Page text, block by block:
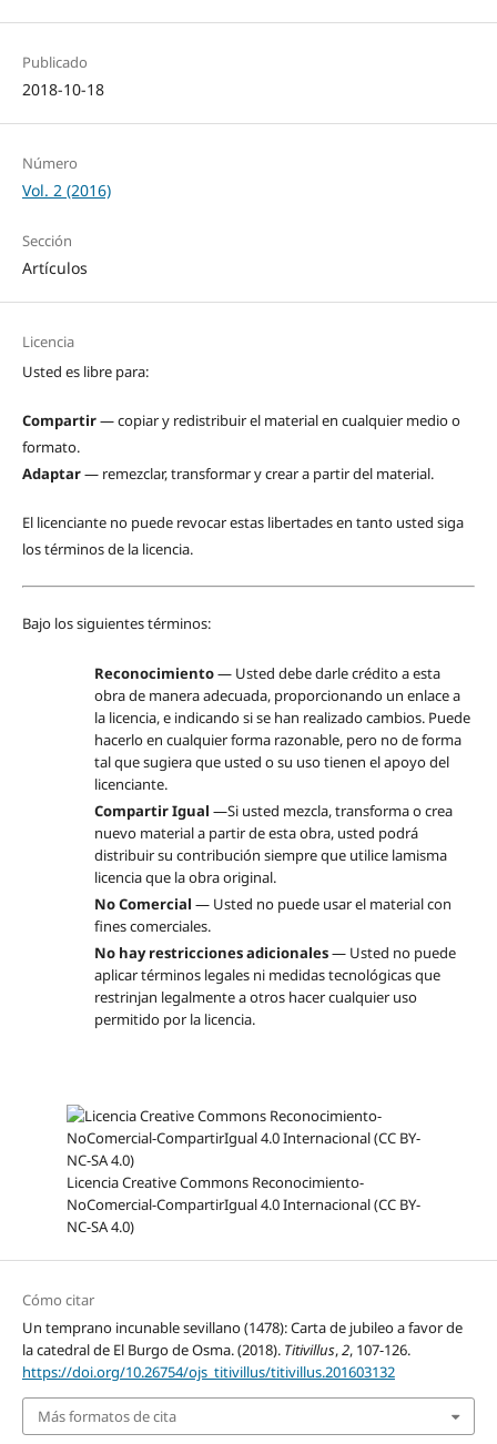
Publicado
2018-10-18
Número
Vol. 2 (2016)
Sección
Artículos
Licencia
Usted es libre para:
Compartir— copiar y redistribuir el material en cualquier medio o
formato.
Adaptar— remezclar, transformar y crear a partir del material.
El licenciante no puede revocar estas libertades en tanto usted siga
los términos de la licencia.
Bajo los siguientes términos:
Reconocimiento— Usted debe darle crédito a esta
obra de manera adecuada, proporcionando un enlace a
la licencia, e indicando si se han realizado cambios. Puede
hacerlo en cualquier forma razonable, pero no de forma
tal que sugiera que usted o su uso tienen el apoyo del
licenciante.
Compartir Igual —Si usted mezcla, transforma o crea
nuevo material a partir de esta obra, usted podrá
distribuir su contribución siempre que utilice lamisma
licencia que la obra original.
No Comercial — Usted no puede usar el material con
fines comerciales.
No hay restricciones adicionales— Usted no puede
aplicar términos legales ni medidas tecnológicas que
restrinjan legalmente a otros hacer cualquier uso
permitido por la licencia.
Licencia Creative Commons Reconocimiento-
NoComercial-CompartirIgual 4.0 Internacional (CC BY-
NC-SA 4.0)
Cómo citar
Un temprano incunable sevillano (1478): Carta de jubileo a favor de
la catedral de El Burgo de Osma. (2018). Titivillus,2, 107-126.
https://doi.org/10.26754/ojs_titivillus/titivillus.201603132
Más formatos de cita